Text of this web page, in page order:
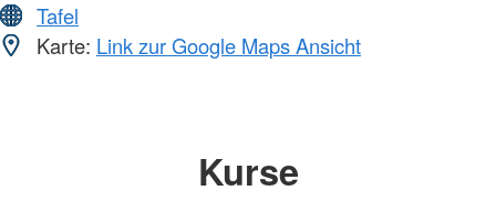
Tafel
Karte: Link zur Google Maps Ansicht
Kurse